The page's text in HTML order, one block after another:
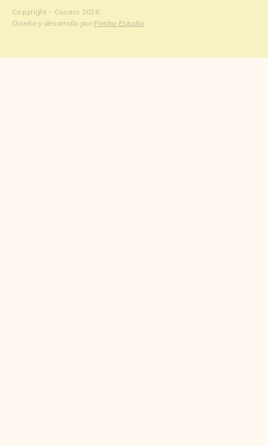
Copyright - Cucacc 2026
Diseño y desarrollo por Pimba Estudio